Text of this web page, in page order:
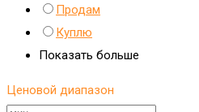
Продам
Куплю
Показать больше
Ценовой диапазон